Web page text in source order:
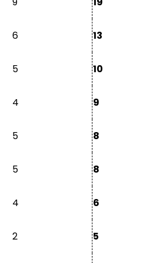
6 13
5 10
4 9
5 8
5 8
4 6
2 5